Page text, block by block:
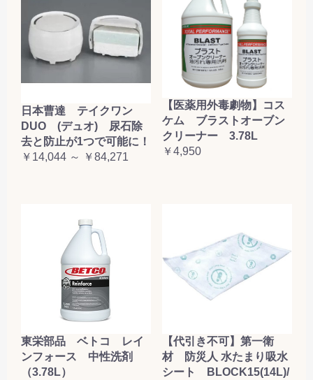
日本曹達 テイクワン
DUO (デュオ) 尿石除
去と防止が1つで可能に！
￥14,044 ～ ￥84,271
【医薬用外毒劇物】コス
ケム ブラストオーブン
クリーナー 3.78L
￥4,950
東栄部品 ベトコ レイ
ンフォース 中性洗剤
（3.78L）
【代引き不可】第一衛
材 防災人 水たまり吸水
シート BLOCK15(14L)/